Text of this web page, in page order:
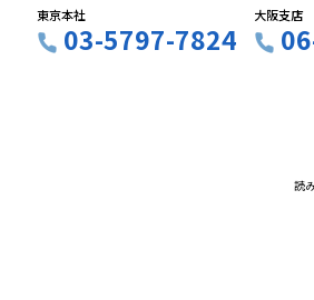
東京本社
03-5797-7824
大阪支店
読